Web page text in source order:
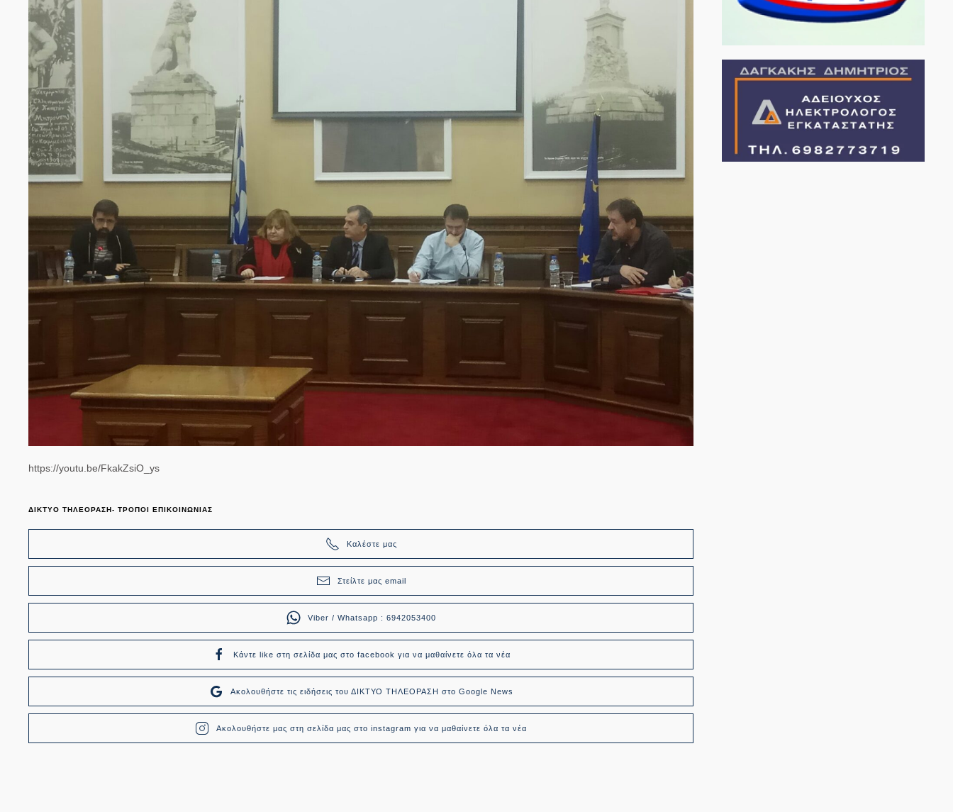
https://youtu.be/FkakZsiO_ys
ΔΙΚΤΥΟ ΤΗΛΕΟΡΑΣΗ- ΤΡΟΠΟΙ ΕΠΙΚΟΙΝΩΝΙΑΣ
Καλέστε μας
Στείλτε μας email
Viber / Whatsapp : 6942053400
Κάντε like στη σελίδα μας στο facebook για να μαθαίνετε όλα τα νέα
Ακολουθήστε τις ειδήσεις του ΔΙΚΤΥΟ ΤΗΛΕΟΡΑΣΗ στο Google News
Ακολουθήστε μας στη σελίδα μας στο instagram για να μαθαίνετε όλα τα νέα